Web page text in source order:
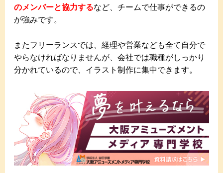
のメンバーと協力するなど、チームで仕事ができるの
が強みです。
またフリーランスでは、経理や営業なども全て自分で
やらなければなりませんが、会社では職種がしっかり
分かれているので、イラスト制作に集中できます。